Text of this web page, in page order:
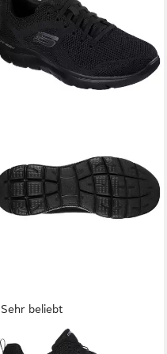
Sehr beliebt
SKECHERS